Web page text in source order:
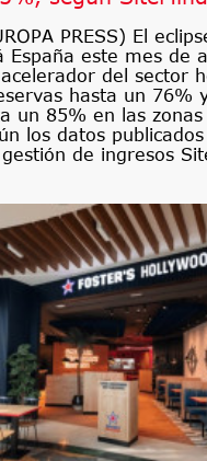
PRESS) El
España este mes de
del sector
hasta un 76%
un 85% en las
los datos
de ingresos